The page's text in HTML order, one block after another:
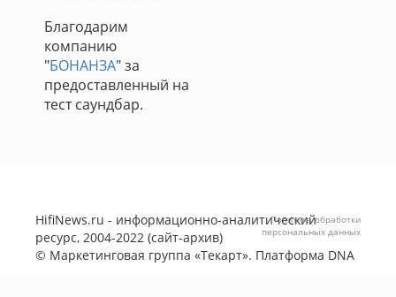
Благодарим
компанию
"БОНАНЗА" за
предоставленный на
тест саундбар.
HifiNews.ru - информационно-аналитический
ресурс, 2004-2022 (сайт-архив)
© Маркетинговая группа «Текарт». Платформа DNA
Политика обработки
персональных данных